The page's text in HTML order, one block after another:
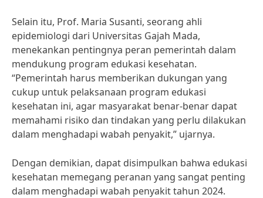
Selain itu, Prof. Maria Susanti, seorang ahli
epidemiologi dari Universitas Gajah Mada,
menekankan pentingnya peran pemerintah dalam
mendukung program edukasi kesehatan.
“Pemerintah harus memberikan dukungan yang
cukup untuk pelaksanaan program edukasi
kesehatan ini, agar masyarakat benar-benar dapat
memahami risiko dan tindakan yang perlu dilakukan
dalam menghadapi wabah penyakit,” ujarnya.
Dengan demikian, dapat disimpulkan bahwa edukasi
kesehatan memegang peranan yang sangat penting
dalam menghadapi wabah penyakit tahun 2024.